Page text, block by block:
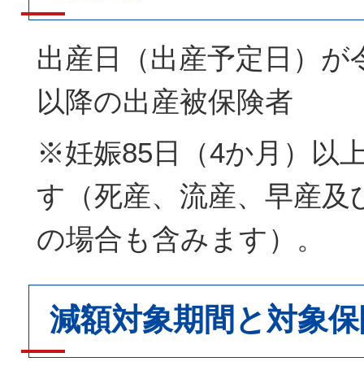
出産日（出産予定日）が
以降の出産被保険者
※妊娠85日（4か月）以
す（死産、流産、早産及
の場合も含みます）。
減額対象期間と対象